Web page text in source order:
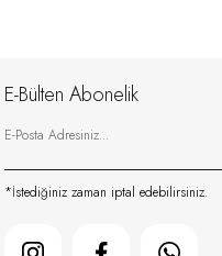
E-Bülten Abonelik
*İstediğiniz zaman iptal edebilirsiniz.